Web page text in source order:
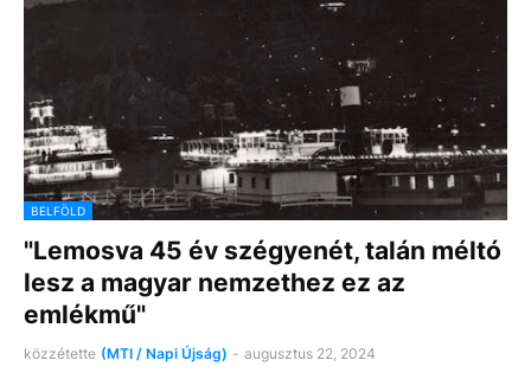
BELFÖLD
"Lemosva 45 év szégyenét, talán méltó
lesz a magyar nemzethez ez az
emlékmű"
közzétette (MTI / Napi Újság) - augusztus 22, 2024